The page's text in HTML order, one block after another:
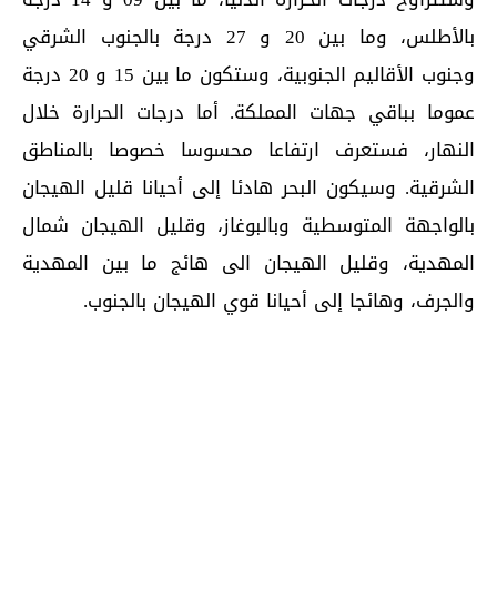
بالأطلس، وما بين 20 و 27 درجة بالجنوب الشرقي
وجنوب الأقاليم الجنوبية، وستكون ما بين 15 و 20 درجة
عموما بباقي جهات المملكة. أما درجات الحرارة خلال
النهار، فستعرف ارتفاعا محسوسا خصوصا بالمناطق
الشرقية. وسيكون البحر هادئا إلى أحيانا قليل الهيجان
بالواجهة المتوسطية وبالبوغاز، وقليل الهيجان شمال
المهدية، وقليل الهيجان الى هائج ما بين المهدية
والجرف، وهائجا إلى أحيانا قوي الهيجان بالجنوب.